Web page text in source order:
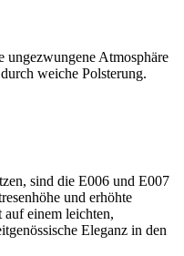
ungezwungene Atmosphäre
weiche Polsterung.
sind die E006 und E007
und erhöhte
auf einem leichten,
Eleganz in den